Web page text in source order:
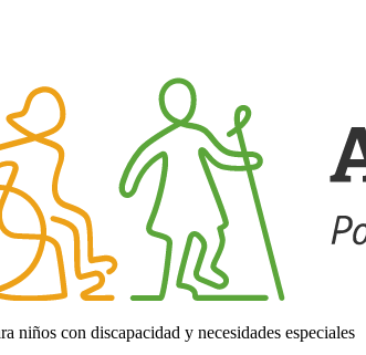
niños con discapacidad y necesidades especiales